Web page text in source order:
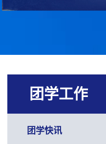
团学工作
团学快讯